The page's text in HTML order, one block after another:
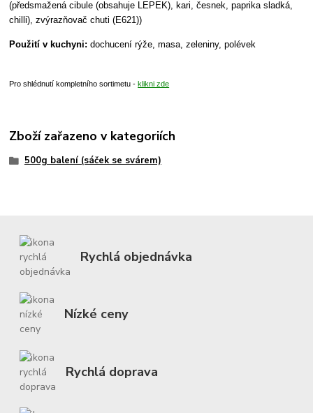
(předsmažená cibule (obsahuje LEPEK), kari, česnek, paprika sladká,
chilli), zvýrazňovač chuti (E621))
Použití v kuchyni: dochucení rýže, masa, zeleniny, polévek
Pro shlédnutí kompletního sortimetu - klikni zde
Zboží zařazeno v kategoriích
500g balení (sáček se svárem)
Rychlá objednávka
Nízké ceny
Rychlá doprava